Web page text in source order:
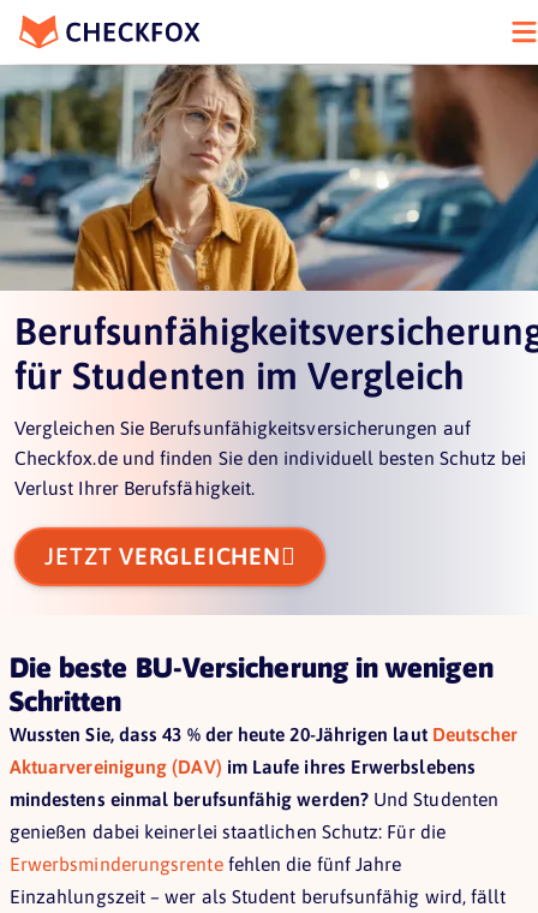
für Studenten im Vergleich
Vergleichen Sie Berufsunfähigkeitsversicherungen auf
Checkfox.de und finden Sie den individuell besten Schutz bei
Verlust Ihrer Berufsfähigkeit.
JETZTVERGLEICHEN
Die beste BU-Versicherung in wenigen
Schritten
Wussten Sie, dass 43 % der heute 20-Jährigen laut Deutscher
Aktuarvereinigung (DAV) im Laufe ihres Erwerbslebens
mindestens einmal berufsunfähig werden?Und Studenten
genießen dabei keinerlei staatlichen Schutz: Für die
Erwerbsminderungsrente fehlen die fünf Jahre
Einzahlungszeit – wer als Student berufsunfähig wird, fällt